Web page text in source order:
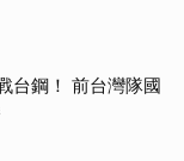
台鋼！ 前台灣隊國